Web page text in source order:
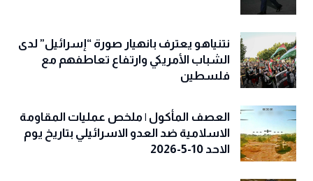
نتنياهو يعترف بانهيار صورة “إسرائيل” لدى
الشباب الأمريكي وارتفاع تعاطفهم مع
فلسطين
العصف المأكول | ملخص عمليات المقاومة
الاسلامية ضد العدو الاسرائيلي بتاريخ يوم
الاحد 10-5-2026